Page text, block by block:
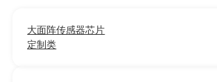
大面阵传感器芯片
定制类